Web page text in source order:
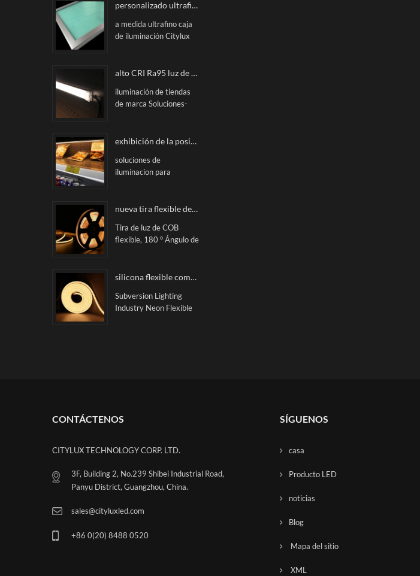
alimentación, la fuente
de alimentación y la
conexión
2700-6500k, rosa y a
principalmente para
estantes de exhibición,
del supermercado, los
estantes de la
mercancía, las áreas de
personalizado ultrafino caja de iluminación
a medida ultrafino caja
de iluminación Citylux
utilizamos el importado
transmisión de luz en la
producción Proceso. El
personalizado.
alto CRI Ra95 luz de estante led magnética
iluminación de tiendas
de marca Soluciones-
medida, utilizada
estantes de exhibición,
como exhibición de
de la marca de los
paños, estantes frescos,
congelador del
exhibición de la posición a medida tira de boletos iluminada con LED
soluciones de
iluminacion para
led a medida CITYLUX.
para aplicaciones de
estanterías minoristas
nueva tira flexible de COB LED RA90 luz sin húmedos luz lineal
Tira de luz de COB
flexible, 180 ° Ángulo de
mancha de luz, brillo
chip puede soportar una
corriente más grande,
silicona flexible como neón tira llevada
Subversion Lighting
Industry Neon Flexible
CONTÁCTENOS
CITYLUX TECHNOLOGY CORP. LTD.
3F, Building 2, No.239 Shibei Industrial Road,
Panyu District, Guangzhou, China.
sales@cityluxled.com
+86 0(20) 8488 0520
SÍGUENOS
casa
Producto LED
noticias
Blog
Mapa del sitio
XML